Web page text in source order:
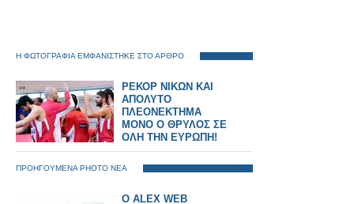
Η ΦΩΤΟΓΡΑΦΙΑ ΕΜΦΑΝΙΣΤΗΚΕ ΣΤΟ ΑΡΘΡΟ
ΡΕΚΟΡ ΝΙΚΩΝ ΚΑΙ
ΑΠΟΛΥΤΟ
ΠΛΕΟΝΕΚΤΗΜΑ
ΜΟΝΟ Ο ΘΡΥΛΟΣ ΣΕ
ΟΛΗ ΤΗΝ ΕΥΡΩΠΗ!
ΠΡΟΗΓΟΥΜΕΝΑ PHOTO ΝΕΑ
O ALEX WEB